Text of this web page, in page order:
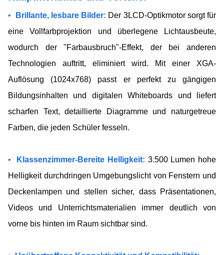
• Brillante, lesbare Bilder:​ Der 3LCD-Optikmotor sorgt für
eine Vollfarbprojektion​ und überlegene Lichtausbeute,
wodurch der "Farbausbruch"-Effekt, der bei anderen
Technologien auftritt, eliminiert wird. Mit einer XGA-
Auflösung (1024x768) passt er perfekt zu gängigen
Bildungsinhalten und digitalen Whiteboards und liefert
scharfen Text, detaillierte Diagramme und naturgetreue
Farben, die jeden Schüler fesseln.
• Klassenzimmer-Bereite Helligkeit:​ 3.500 Lumen​ hohe
Helligkeit durchdringen Umgebungslicht von Fenstern und
Deckenlampen und stellen sicher, dass Präsentationen,
Videos und Unterrichtsmaterialien immer deutlich von
vorne bis hinten im Raum sichtbar sind.